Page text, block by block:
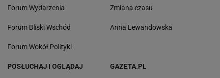
Forum Wydarzenia
Forum Bliski Wschód
Forum Wokół Polityki
Zmiana czasu
Anna Lewandowska
POSŁUCHAJ I OGLĄDAJ GAZETA.PL